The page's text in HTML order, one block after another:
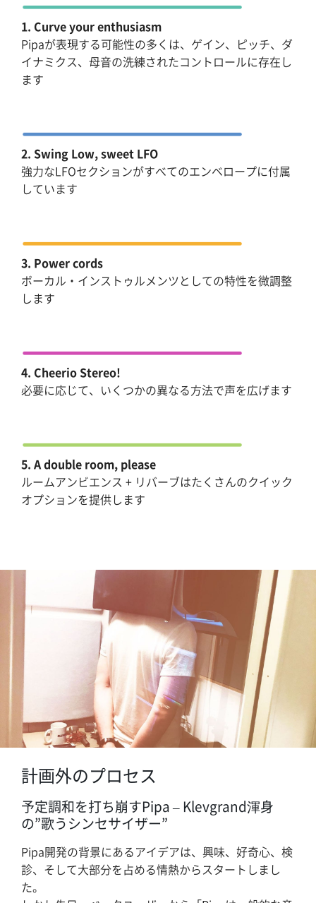
1. Curve your enthusiasm
Pipaが表現する可能性の多くは、ゲイン、ピッチ、ダ
イナミクス、母音の洗練されたコントロールに存在し
ます
2. Swing Low, sweet LFO
強力なLFOセクションがすべてのエンベロープに付属
しています
3. Power cords
ボーカル・インストゥルメンツとしての特性を微調整
します
4. Cheerio Stereo!
必要に応じて、いくつかの異なる方法で声を広げます
5. A double room, please
ルームアンビエンス + リバーブはたくさんのクイック
オプションを提供します
計画外のプロセス
予定調和を打ち崩すPipa – Klevgrand渾身
の”歌うシンセサイザー”
Pipa開発の背景にあるアイデアは、興味、好奇心、検
診、そして大部分を占める情熱からスタートしまし
た。